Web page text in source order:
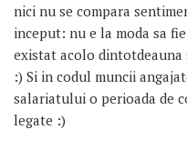
nici nu se compara
inceput: nu e la moda sa
existat acolo dintotdeauna
:) Si in codul muncii
salariatului o perioada de
legate :)